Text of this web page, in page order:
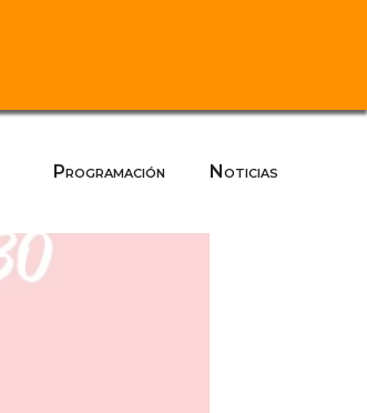
Programación Noticias